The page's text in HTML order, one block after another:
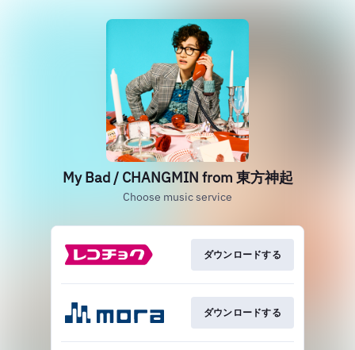
My Bad / CHANGMIN from 東方神起
Choose music service
ダウンロードする
ダウンロードする